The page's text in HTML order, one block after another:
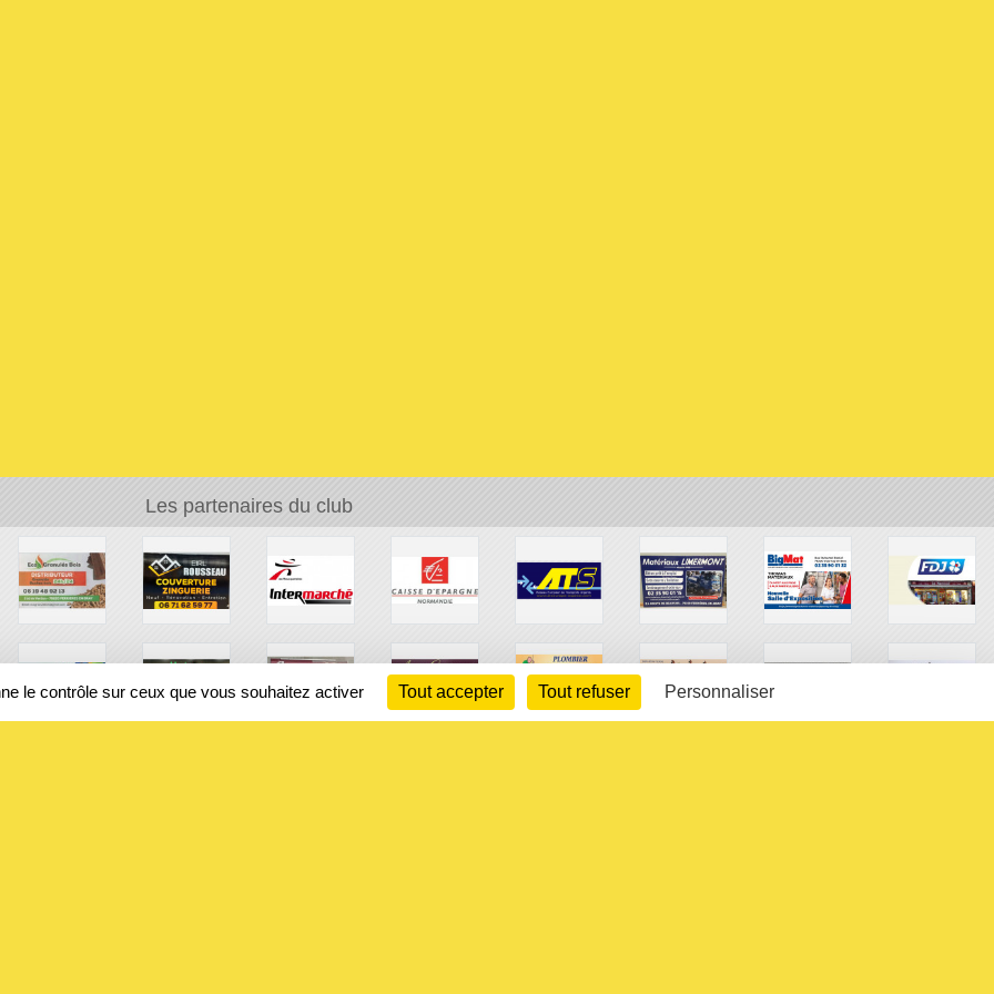
Les partenaires du club
le contrôle sur ceux que vous souhaitez activer Tout accepter Tout refuser Personnaliser